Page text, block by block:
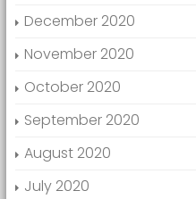
December 2020
November 2020
October 2020
September 2020
August 2020
July 2020